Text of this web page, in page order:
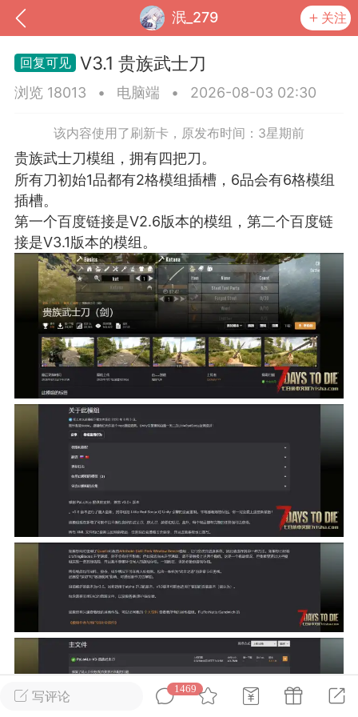
泯_279 关注
我的钱包 道具 排行榜
MOD下载 攻略教程 联机招募
大人
Lv.8
02-10 15:45
电脑端 其他&工具
禁止发布联机可用的作弊模组，
单机辅助引流私下售卖服务器外挂！
作弊模组的发布规范近期收到一些信息
作弊模组在联机服务器使用,为了维护游
环境，中文网特此发布以下声明，规范
模组的发布行为：1. *...
72 2.2w
大人
Lv.8
写评论
1469
V3.1 贵族武士刀
浏览 18013 • 电脑端 • 2026-08-03 02:30
该内容使用了刷新卡，原发布时间：3星期前
贵族武士刀模组，拥有四把刀。
所有刀初始1品都有2格模组插槽，6品会有6格模组
插槽。
第一个百度链接是V2.6版本的模组，第二个百度链
接是V3.1版本的模组。